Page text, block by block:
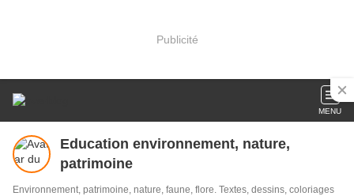
Publicité
MENU
Education environnement, nature,
patrimoine
Environnement, patrimoine, nature, faune, flore. Textes, dessins, coloriages